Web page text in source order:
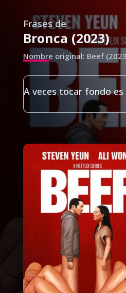
Frases de
Bronca (2023)
Nombre original: Beef
A veces tocar fondo